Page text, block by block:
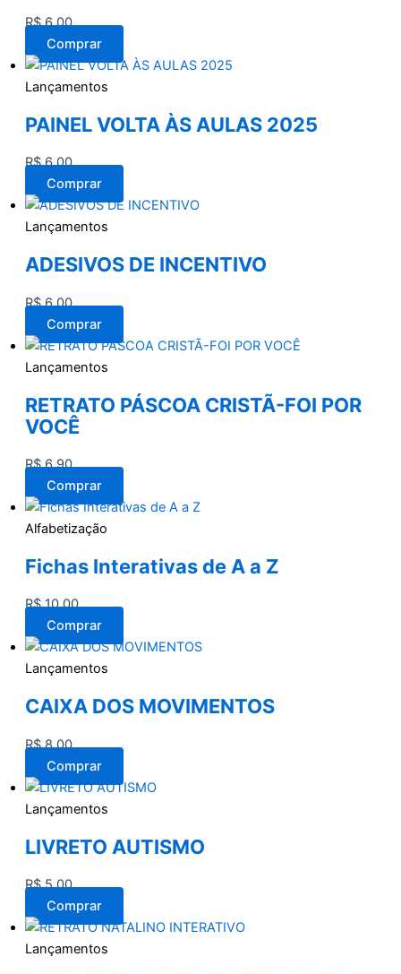
R$6,00
Comprar
Lançamentos
PAINEL VOLTA ÀS AULAS 2025
R$6,00
Comprar
Lançamentos
ADESIVOS DE INCENTIVO
R$6,00
Comprar
Lançamentos
RETRATO PÁSCOA CRISTÃ-FOI POR
VOCÊ
R$6,90
Comprar
Alfabetização
Fichas Interativas de A a Z
R$10,00
Comprar
Lançamentos
CAIXA DOS MOVIMENTOS
R$8,00
Comprar
Lançamentos
LIVRETO AUTISMO
R$5,00
Comprar
Lançamentos